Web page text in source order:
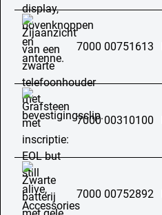
7000 00751613
7000 00310100
7000 00752892